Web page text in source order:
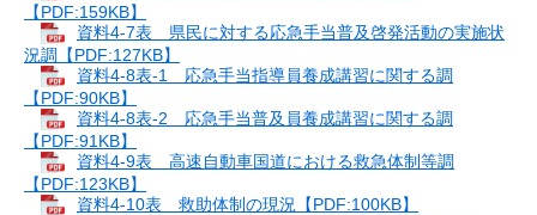
【PDF:159KB】
資料4-7表 県民に対する応急手当普及啓発活動の実施状
況調【PDF:127KB】
資料4-8表-1 応急手当指導員養成講習に関する調
【PDF:90KB】
資料4-8表-2 応急手当普及員養成講習に関する調
【PDF:91KB】
資料4-9表 高速自動車国道における救急体制等調
【PDF:123KB】
資料4-10表 救助体制の現況【PDF:100KB】